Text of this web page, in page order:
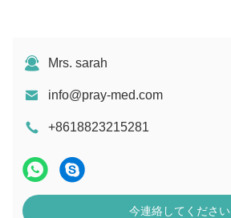
Mrs. sarah
info@pray-med.com
+8618823215281
今連絡してください